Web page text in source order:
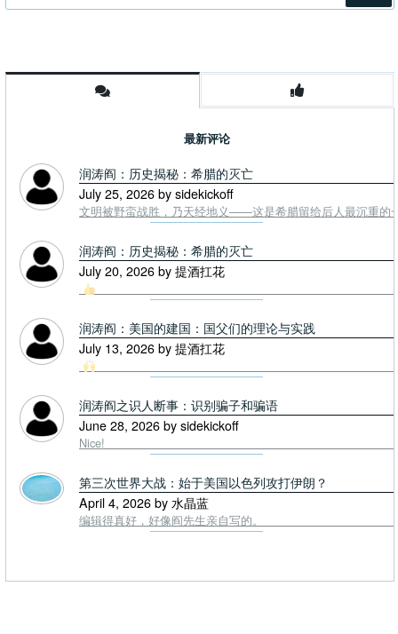
最新评论
润涛阎：历史揭秘：希腊的灭亡
July 25, 2026 by sidekickoff
文明被野蛮战胜，乃天经地义——这是希腊留给后人最沉重的
润涛阎：历史揭秘：希腊的灭亡
July 20, 2026 by 提酒扛花
润涛阎：美国的建国：国父们的理论与实践
July 13, 2026 by 提酒扛花
润涛阎之识人断事：识别骗子和骗语
June 28, 2026 by sidekickoff
Nice!
第三次世界大战：始于美国以色列攻打伊朗？
April 4, 2026 by 水晶蓝
编辑得真好，好像阎先生亲自写的。